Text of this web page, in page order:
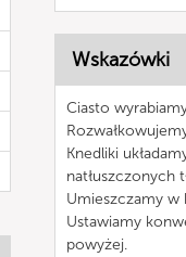
Wskazówki
Ciasto
Knedliki
natłuszczonych
Umieszczamy
Ustawiamy
powyżej.